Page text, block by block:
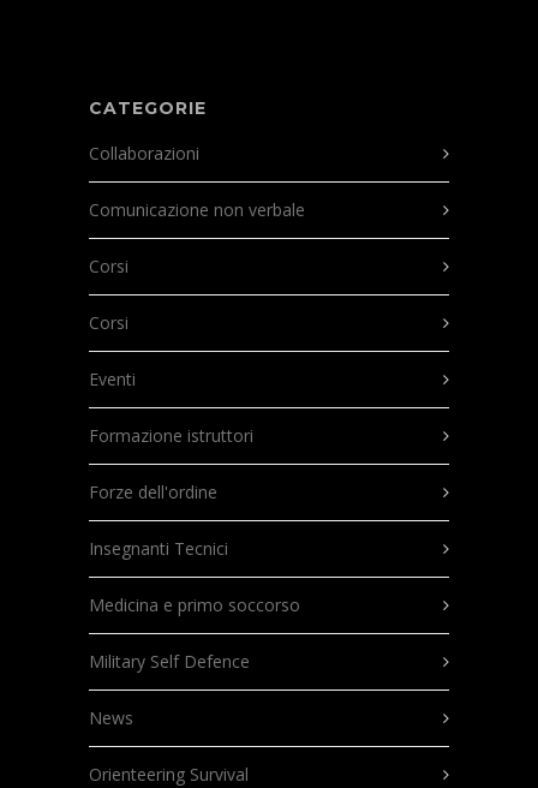
CATEGORIE
Collaborazioni
Comunicazione non verbale
Corsi
Corsi
Eventi
Formazione istruttori
Forze dell'ordine
Insegnanti Tecnici
Medicina e primo soccorso
Military Self Defence
News
Orienteering Survival